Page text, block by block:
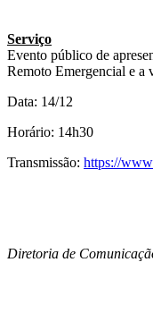
Serviço
Evento público de
Remoto Emergencial e a
Data: 14/12
Horário: 14h30
Transmissão: https://
Diretoria de